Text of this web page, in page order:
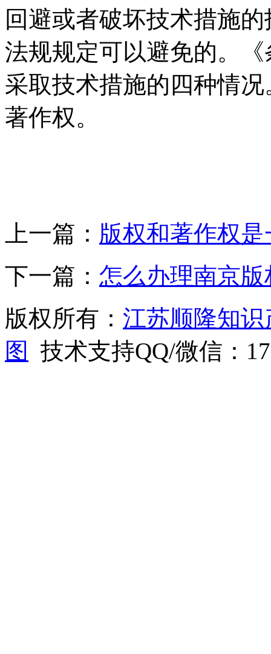
回避或者破坏技术措施
法规规定可以避免的。
采取技术措施的四种情
著作权。
上一篇： 版权和著作权
下一篇： 怎么办理南京
版权所有： 江苏顺隆知
图
技术支持QQ/微信：